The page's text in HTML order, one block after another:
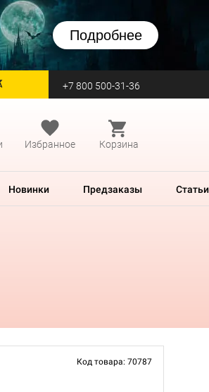
Подробнее
на Zvezda +7 800 500-31-36
Избранное Корзина
Новинки Предзаказы Статьи
Код товара: 70787